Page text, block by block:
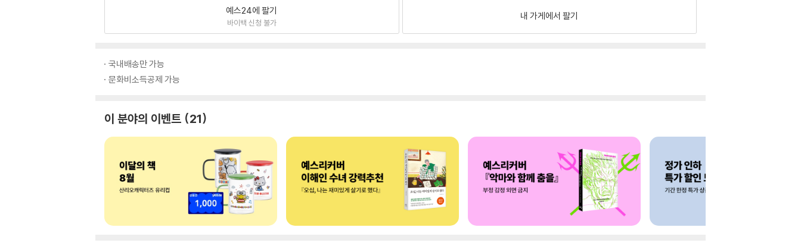
예스24에 팔기
바이백 신청 불가
내 가게에서 팔기
국내배송만 가능
문화비소득공제 가능
이 분야의 이벤트 21